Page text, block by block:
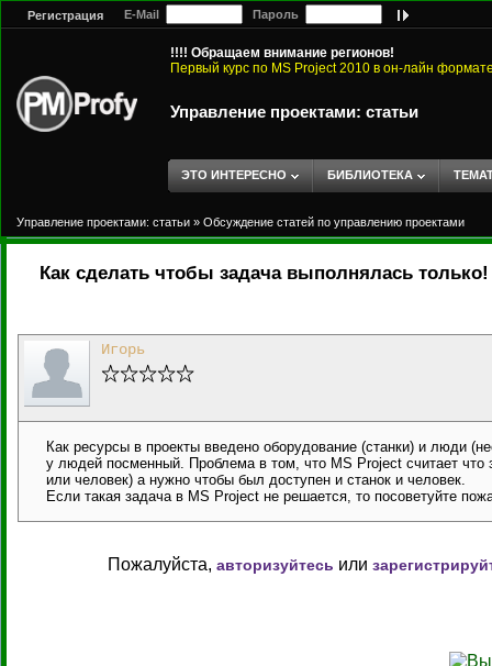
Регистрация E-Mail Пароль
!!!! Обращаем внимание регионов!
Первый курс по MS Project 2010 в он-лайн
Управление проектами: статьи
ЭТО ИНТЕРЕСНО БИБЛИОТЕКА
Управление проектами: статьи » Обсуждение статей по управлению проектами
Как сделать чтобы задача выполнялась
Игорь
Как ресурсы в проекты введено оборудование (станки) и люди
у людей посменный. Проблема в том, что MS Project считает что
или человек) а нужно чтобы был доступен и станок и человек.
Если такая задача в MS Project не решается, то посоветуйте
Пожалуйста, авторизуйтесь или